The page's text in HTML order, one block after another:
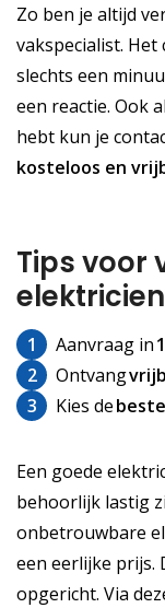
Zo ben je altijd
vakspecialist.
slechts een
een reactie. Ook
hebt kun je
kosteloos en
Tips voor
1 Aanvraag in
2
Ontvang
3
Kies de
Een goede
behoorlijk lastig
onbetrouwbare
een eerlijke prijs.
opgericht. Via